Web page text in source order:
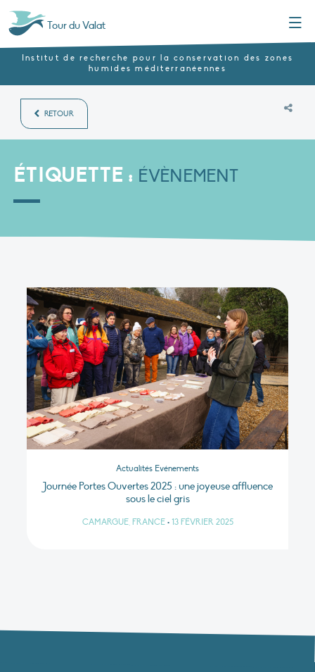
Tour du Valat
Institut de recherche pour la conservation des zones
humides méditerranéennes
RETOUR
ÉTIQUETTE : ÉVÈNEMENT
Actualités Evénements
Journée Portes Ouvertes 2025 : une joyeuse affluence
sous le ciel gris
CAMARGUE, FRANCE • 13 FÉVRIER 2025